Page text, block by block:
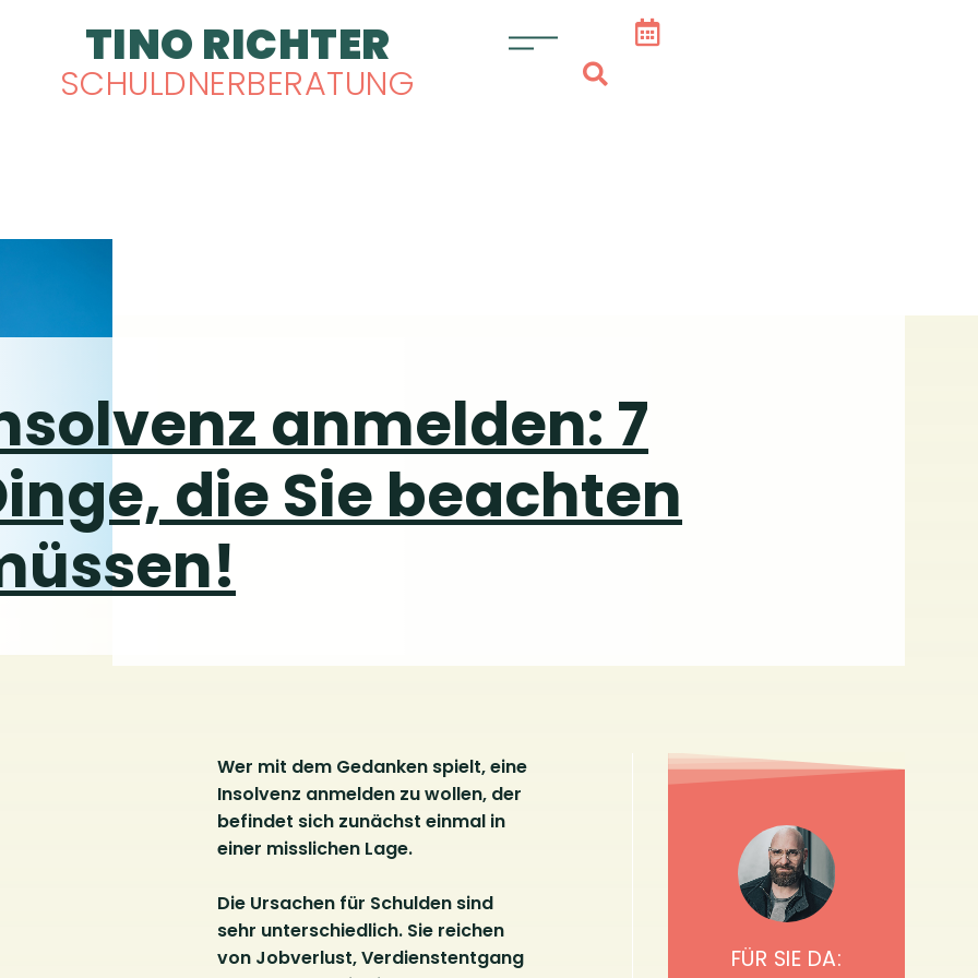
TINO RICHTER
SCHULDNERBERATUNG
TINO RICHTER
anmelden: 7
die Sie beachten
Wer mit dem Gedanken spielt, eine
Insolvenz anmelden zu wollen, der
befindet sich zunächst einmal in
einer misslichen Lage.
Die Ursachen für Schulden sind
sehr unterschiedlich. Sie reichen
von Jobverlust, Verdienstentgang
FÜR SIE DA: